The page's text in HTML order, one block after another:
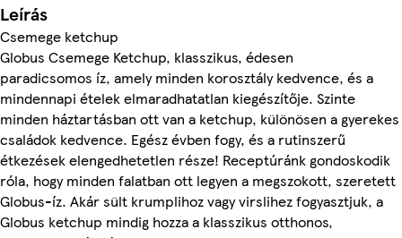
Leírás
Csemege ketchup
Globus Csemege Ketchup, klasszikus, édesen
paradicsomos íz, amely minden korosztály kedvence, és a
mindennapi ételek elmaradhatatlan kiegészítője. Szinte
minden háztartásban ott van a ketchup, különösen a gyerekes
családok kedvence. Egész évben fogy, és a rutinszerű
étkezések elengedhetetlen része! Receptúránk gondoskodik
róla, hogy minden falatban ott legyen a megszokott, szeretett
Globus-íz. Akár sült krumplihoz vagy virslihez fogyasztjuk, a
Globus ketchup mindig hozza a klasszikus otthonos,